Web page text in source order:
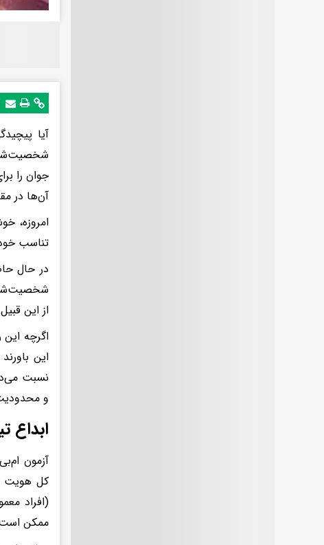
آیا
جوان را
آن‌ها در
امروزه،
تناسب
از این
اگرچه
این
نسبت
و
آزمون
(افراد
ممکن است